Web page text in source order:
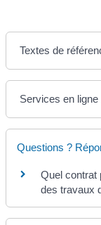
Textes de
Services en
Questions ?
Quel contrat
des travaux